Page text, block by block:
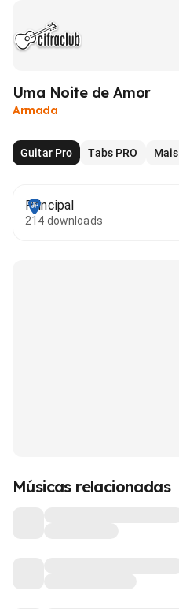
Uma Noite de Amor
Armada
Guitar Pro Tabs PRO Mais
Principal
214 downloads
Músicas relacionadas